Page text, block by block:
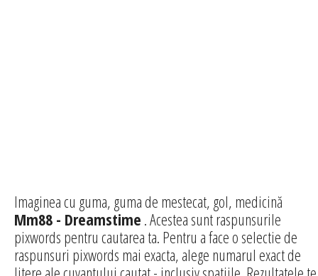
Imaginea cu guma, guma de mestecat, gol, medicină
Mm88 - Dreamstime . Acestea sunt raspunsurile
pixwords pentru cautarea ta. Pentru a face o selectie de
raspunsuri pixwords mai exacta, alege numarul exact de